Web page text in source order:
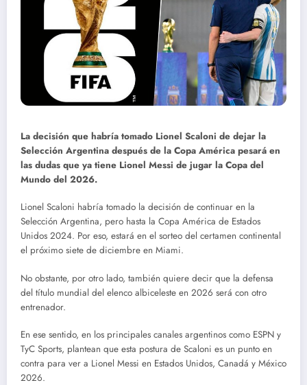
La decisión que habría tomado Lionel Scaloni de dejar la
Selección Argentina después de la Copa América pesará en
las dudas que ya tiene Lionel Messi de jugar la Copa del
Mundo del 2026.
Lionel Scaloni habría tomado la decisión de continuar en la
Selección Argentina, pero hasta la Copa América de Estados
Unidos 2024. Por eso, estará en el sorteo del certamen continental
el próximo siete de diciembre en Miami.
No obstante, por otro lado, también quiere decir que la defensa
del título mundial del elenco albiceleste en 2026 será con otro
entrenador.
En ese sentido, en los principales canales argentinos como ESPN y
TyC Sports, plantean que esta postura de Scaloni es un punto en
contra para ver a Lionel Messi en Estados Unidos, Canadá y México
2026.